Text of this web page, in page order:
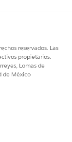
reservados. Las
propietarios.
Lomas de
de México